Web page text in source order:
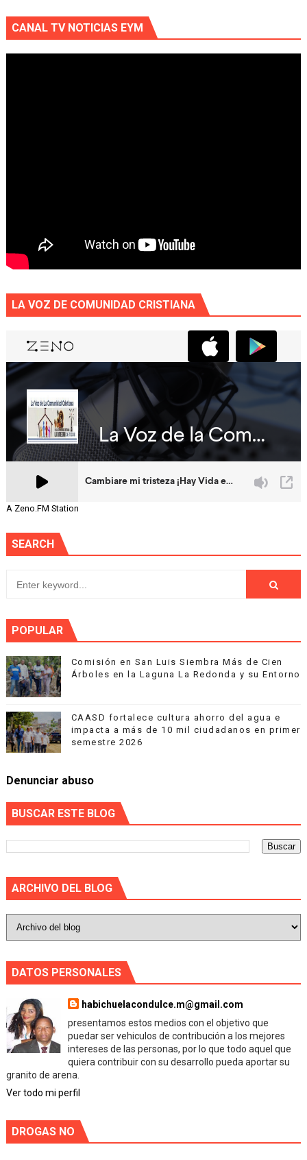
CANAL TV NOTICIAS EYM
LA VOZ DE COMUNIDAD CRISTIANA
A Zeno.FM Station
SEARCH
POPULAR
Comisión en San Luis Siembra Más de Cien
Árboles en la Laguna La Redonda y su Entorno
CAASD fortalece cultura ahorro del agua e
impacta a más de 10 mil ciudadanos en primer
semestre 2026
Denunciar abuso
BUSCAR ESTE BLOG
ARCHIVO DEL BLOG
DATOS PERSONALES
habichuelacondulce.m@gmail.com
presentamos estos medios con el objetivo que
puedar ser vehiculos de contribución a los mejores
intereses de las personas, por lo que todo aquel que
quiera contribuir con su desarrollo pueda aportar su
granito de arena.
Ver todo mi perfil
DROGAS NO